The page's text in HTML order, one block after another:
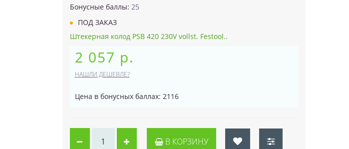
Бонусные баллы: 25
ПОД ЗАКАЗ
Штекерная колод PSB 420 230V vollst. Festool..
2 057 р.
НАШЛИ ДЕШЕВЛЕ?
Цена в бонусных баллах: 2116
В КОРЗИНУ